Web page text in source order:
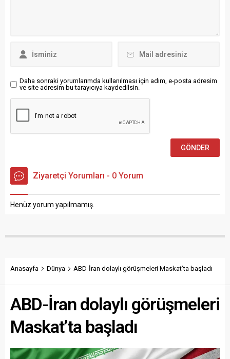
Daha sonraki yorumlarımda kullanılması için adım, e-posta adresim
ve site adresim bu tarayıcıya kaydedilsin.
Ziyaretçi Yorumları - 0 Yorum
Henüz yorum yapılmamış.
Anasayfa Dünya ABD-İran dolaylı görüşmeleri Maskat’ta başladı
ABD-İran dolaylı görüşmeleri
Maskat’ta başladı